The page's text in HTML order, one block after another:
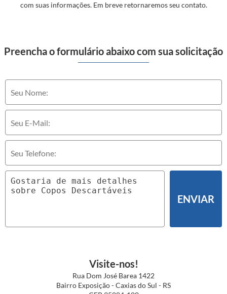
com suas informações. Em breve retornaremos seu contato.
Preencha o formulário abaixo com sua solicitação
ENVIAR
Visite-nos!
Rua Dom José Barea 1422
Bairro Exposição - Caxias do Sul - RS